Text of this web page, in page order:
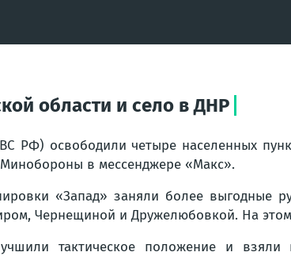
области и село в ДНР
РФ) освободили четыре населенных
Минобороны в мессенджере «Макс».
«Запад» заняли более выгодные
Чернещиной и Дружелюбовкой. На этом
тактическое положение и взяли